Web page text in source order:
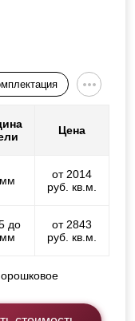
Цена
от 2014
руб. кв.м.
до
от 2843
руб. кв.м.